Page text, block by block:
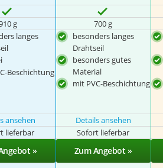
g 700 g
langes
Beschichtung
besonders langes
Drahtseil
besonders gutes
Material
mit PVC-Beschichtung
ansehen Details ansehen
lieferbar Sofort lieferbar
» Zum Angebot »